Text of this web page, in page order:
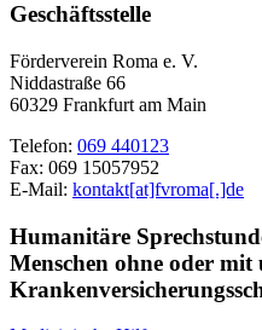
Geschäftsstelle
Förderverein Roma e. V.
Niddastraße 66
60329 Frankfurt am Main
Telefon: 069 440123
Fax: 069 15057952
E-Mail: kontakt[at]fvroma[.]de
Humanitäre
Menschen ohne oder mit